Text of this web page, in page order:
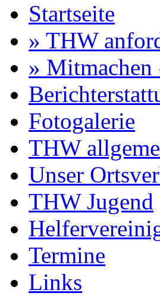
Startseite
» THW
» Mitmachen
Fotogalerie
THW
Unser
THW Jugend
Termine
Links